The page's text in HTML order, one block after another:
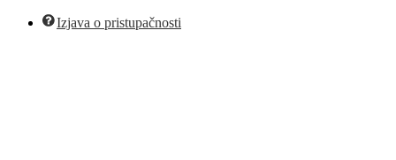
Izjava o pristupačnosti